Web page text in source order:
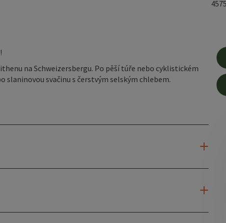
4575
na Schweizersbergu. Po pěší túře nebo cyklistickém
svačinu s čerstvým selským chlebem.